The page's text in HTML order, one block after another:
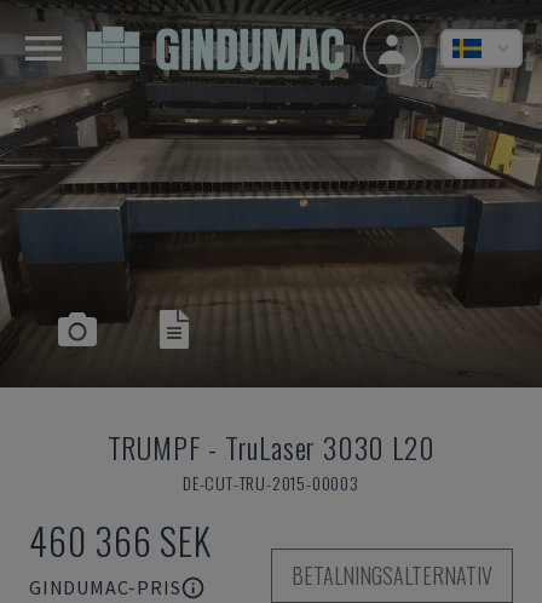
TRUMPF - TruLaser 3030 L20
DE-CUT-TRU-2015-00003
460 366 SEK
GINDUMAC-PRIS
BETALNINGSALTERNATIV